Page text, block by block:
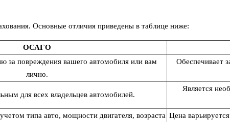
Основные отличия приведены в таблице ниже:
ОСАГО
за повреждения вашего автомобиля или вам
лично.
Обеспечивает
для всех владельцев автомобилей.
Является
типа авто, мощности двигателя, возраста Цена